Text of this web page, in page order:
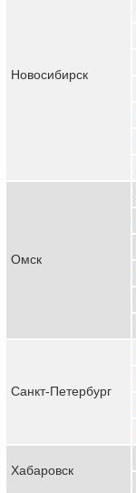
Новосибирск
Омск
Санкт-Петербург
Хабаровск